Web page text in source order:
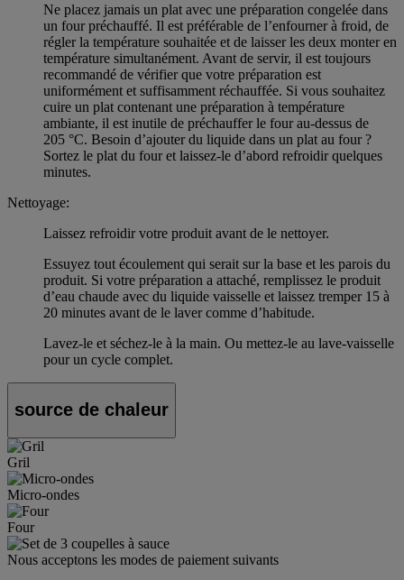
Ne placez jamais un plat avec une préparation congelée dans
un four préchauffé. Il est préférable de l’enfourner à froid, de
régler la température souhaitée et de laisser les deux monter en
température simultanément. Avant de servir, il est toujours
recommandé de vérifier que votre préparation est
uniformément et suffisamment réchauffée. Si vous souhaitez
cuire un plat contenant une préparation à température
ambiante, il est inutile de préchauffer le four au-dessus de
205 °C. Besoin d’ajouter du liquide dans un plat au four ?
Sortez le plat du four et laissez-le d’abord refroidir quelques
minutes.
Nettoyage:
Laissez refroidir votre produit avant de le nettoyer.
Essuyez tout écoulement qui serait sur la base et les parois du
produit. Si votre préparation a attaché, remplissez le produit
d’eau chaude avec du liquide vaisselle et laissez tremper 15 à
20 minutes avant de le laver comme d’habitude.
Lavez-le et séchez-le à la main. Ou mettez-le au lave-vaisselle
pour un cycle complet.
source de chaleur
Gril
Micro-ondes
Four
Nous acceptons les modes de paiement suivants